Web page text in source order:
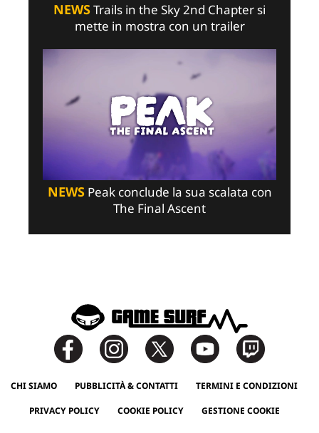
NEWSTrails in the Sky 2nd Chapter si
mette in mostra con un trailer
NEWSPeak conclude la sua scalata con
The Final Ascent
CHI SIAMO PUBBLICITÀ & CONTATTI TERMINI E CONDIZIONI
PRIVACY POLICY COOKIE POLICY GESTIONE COOKIE